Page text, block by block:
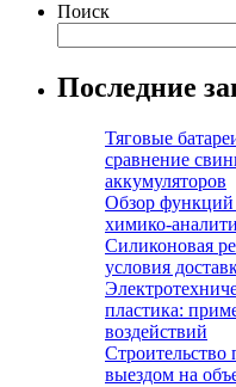
Поиск
Последние
Тяговые
сравнение
аккумуляторов
Обзор функций
химико-
Силиконовая
условия
пластика:
воздействий
выездом на